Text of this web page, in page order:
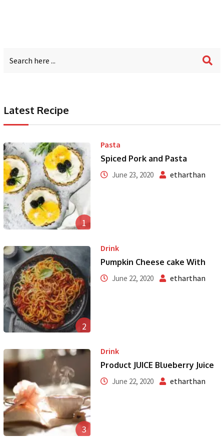
Latest Recipe
1
Pasta
Spiced Pork and Pasta
June 23, 2020 etharthan
2
Drink
Pumpkin Cheese cake With
June 22, 2020 etharthan
3
Drink
Product JUICE Blueberry Juice
June 22, 2020 etharthan